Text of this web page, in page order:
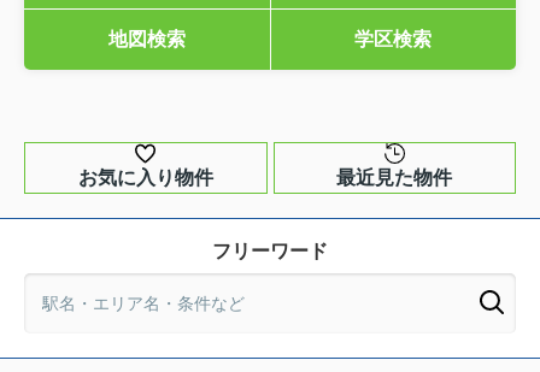
地図検索 学区検索
お気に入り物件 最近見た物件
フリーワード